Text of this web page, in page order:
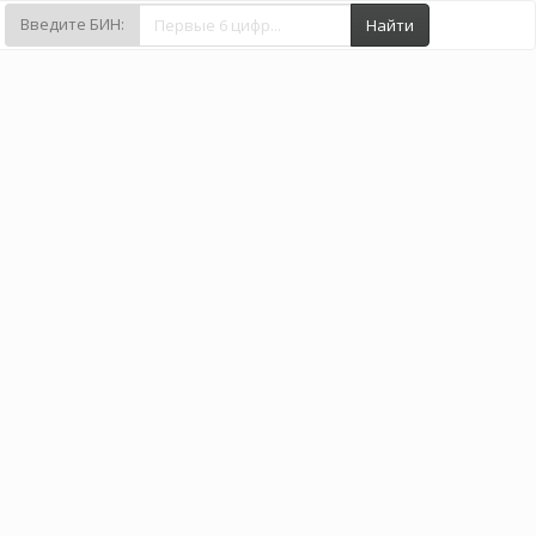
Введите БИН: Найти